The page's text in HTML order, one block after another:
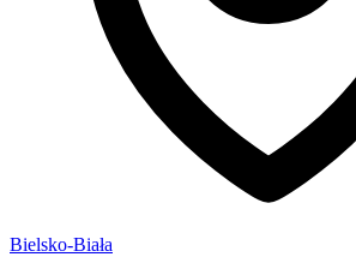
Bielsko-Biała